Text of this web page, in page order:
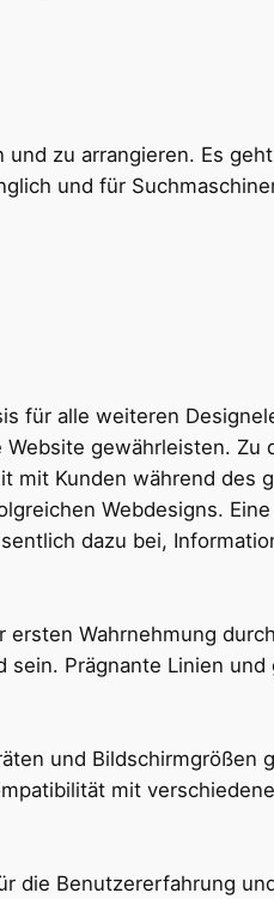
zu arrangieren. Es
und für
für alle weiteren
gewährleisten. Zu
mit Kunden während des
Webdesigns.
dazu bei,
Wahrnehmung
Prägnante Linien
und
mit
Benutzererfahrung